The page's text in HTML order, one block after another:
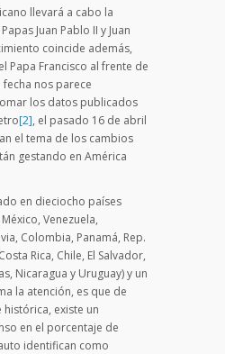
llevará a cabo la
Juan Pablo II y Juan
coincide además,
Papa Francisco al frente de
fecha nos parece
los datos publicados
[2], el pasado 16 de abril
el tema de los cambios
gestando en América
en dieciocho países
Venezuela,
Colombia, Panamá, Rep.
Rica, Chile, El Salvador,
Nicaragua y Uruguay) y un
la atención, es que de
existe un
en el porcentaje de
identifican como